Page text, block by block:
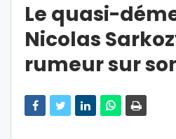
Le quasi-
Nicolas
rumeur sur